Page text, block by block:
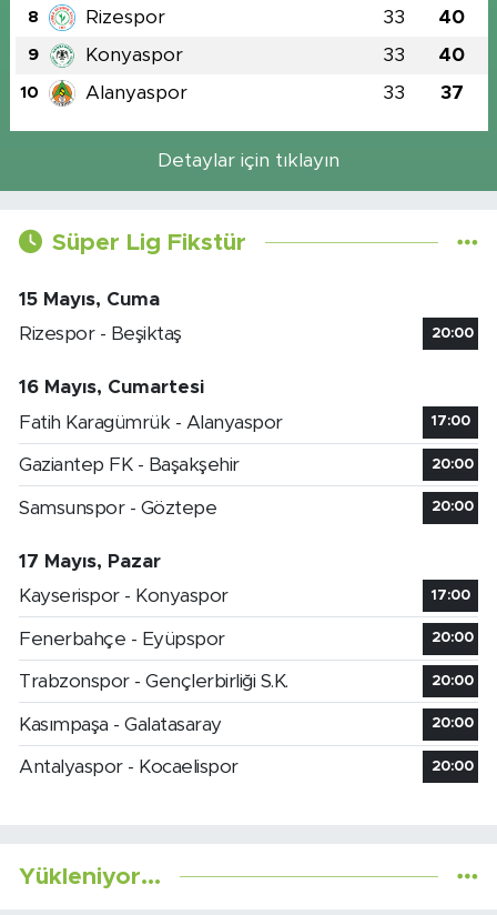
8 Rizespor 33 40
9 Konyaspor 33 40
10 Alanyaspor 33 37
Detaylar için tıklayın
Süper Lig Fikstür
15 Mayıs, Cuma
Rizespor - Beşiktaş
20:00
16 Mayıs, Cumartesi
Fatih Karagümrük - Alanyaspor
17:00
Gaziantep FK - Başakşehir 20:00
Samsunspor - Göztepe 20:00
17 Mayıs, Pazar
Kayserispor - Konyaspor
17:00
Fenerbahçe - Eyüpspor 20:00
Trabzonspor - Gençlerbirliği S.K. 20:00
Kasımpaşa - Galatasaray 20:00
Antalyaspor - Kocaelispor 20:00
Yükleniyor...